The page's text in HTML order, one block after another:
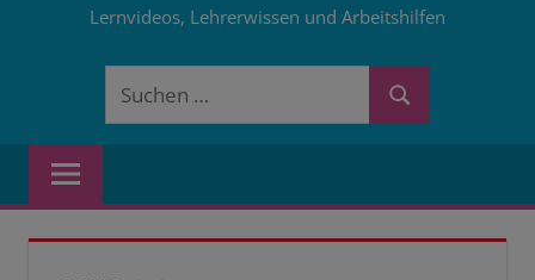
Lernvideos, Lehrerwissen und Arbeitshilfen
Suchen
Suchen